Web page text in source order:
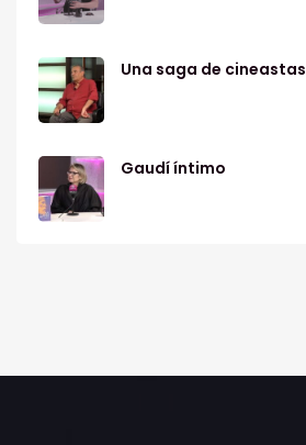
Una saga de cineastas
Gaudí íntimo